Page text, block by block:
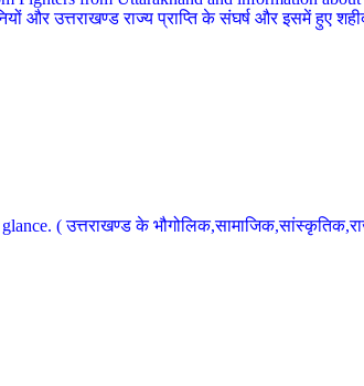
और उत्तराखण्ड राज्य प्राप्ति के संघर्ष और इसमें हुए
( उत्तराखण्ड के